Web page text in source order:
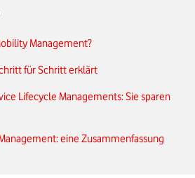
Management?
für Schritt erklärt
Lifecycle Managements: Sie sparen
eine Zusammenfassung